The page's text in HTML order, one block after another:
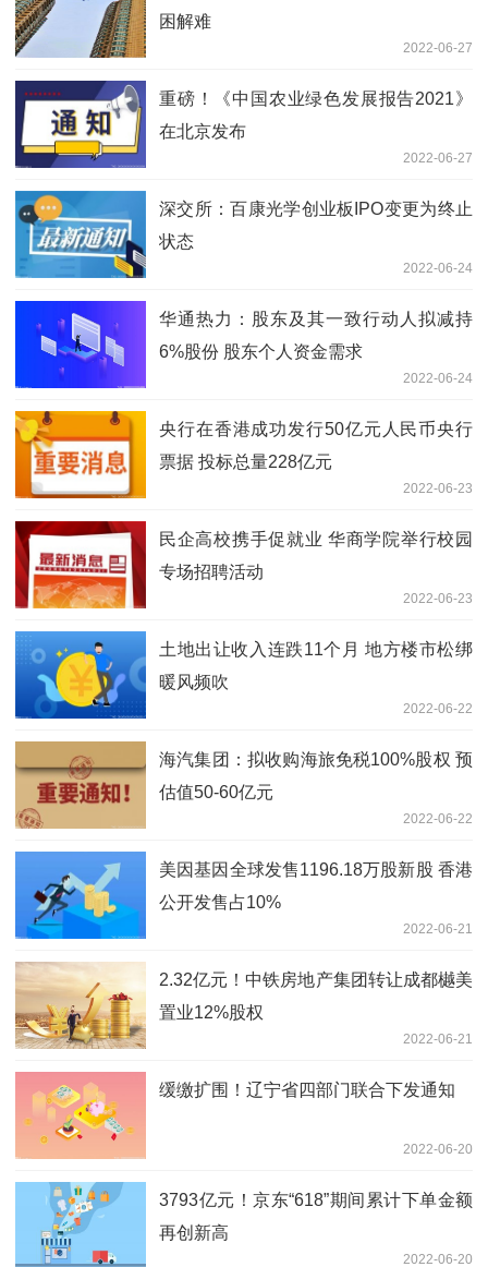
困解难
2022-06-27
重磅！《中国农业绿色发展报告2021》
在北京发布
2022-06-27
深交所：百康光学创业板IPO变更为终止
状态
2022-06-24
华通热力：股东及其一致行动人拟减持
6%股份 股东个人资金需求
2022-06-24
央行在香港成功发行50亿元人民币央行
票据 投标总量228亿元
2022-06-23
民企高校携手促就业 华商学院举行校园
专场招聘活动
2022-06-23
土地出让收入连跌11个月 地方楼市松绑
暖风频吹
2022-06-22
海汽集团：拟收购海旅免税100%股权 预
估值50-60亿元
2022-06-22
美因基因全球发售1196.18万股新股 香港
公开发售占10%
2022-06-21
2.32亿元！中铁房地产集团转让成都樾美
置业12%股权
2022-06-21
缓缴扩围！辽宁省四部门联合下发通知
2022-06-20
3793亿元！京东“618”期间累计下单金额
再创新高
2022-06-20